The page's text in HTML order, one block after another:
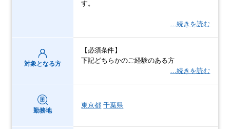
す。
…続きを読む
対象となる方
【必須条件】
下記どちらかのご経験のある方
…続きを読む
勤務地
東京都 千葉県